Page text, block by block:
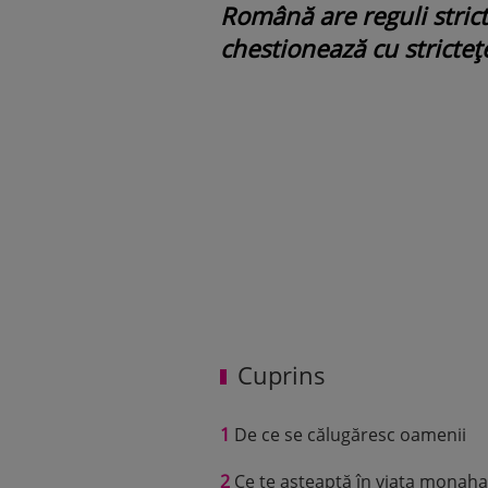
Română are reguli
chestionează cu
Cuprins
1 De ce se călugăresc oamenii
2 Ce te așteaptă în viața